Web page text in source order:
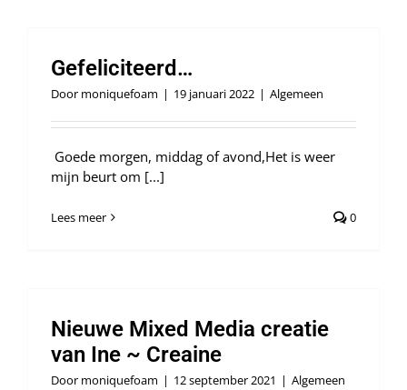
Gefeliciteerd…
Door moniquefoam | 19 januari 2022 | Algemeen
Goede morgen, middag of avond,Het is weer
mijn beurt om [...]
Lees meer 0
Nieuwe Mixed Media creatie
van Ine ~ Creaine
Door moniquefoam | 12 september 2021 | Algemeen